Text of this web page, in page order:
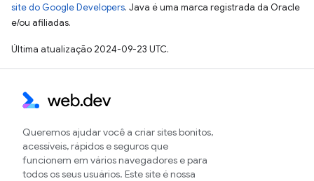
site do Google Developers. Java é uma marca registrada da Oracle
e/ou afiliadas.
Última atualização 2024-09-23 UTC.
Queremos ajudar você a criar sites bonitos,
acessíveis, rápidos e seguros que
funcionem em vários navegadores e para
todos os seus usuários. Este site é nossa